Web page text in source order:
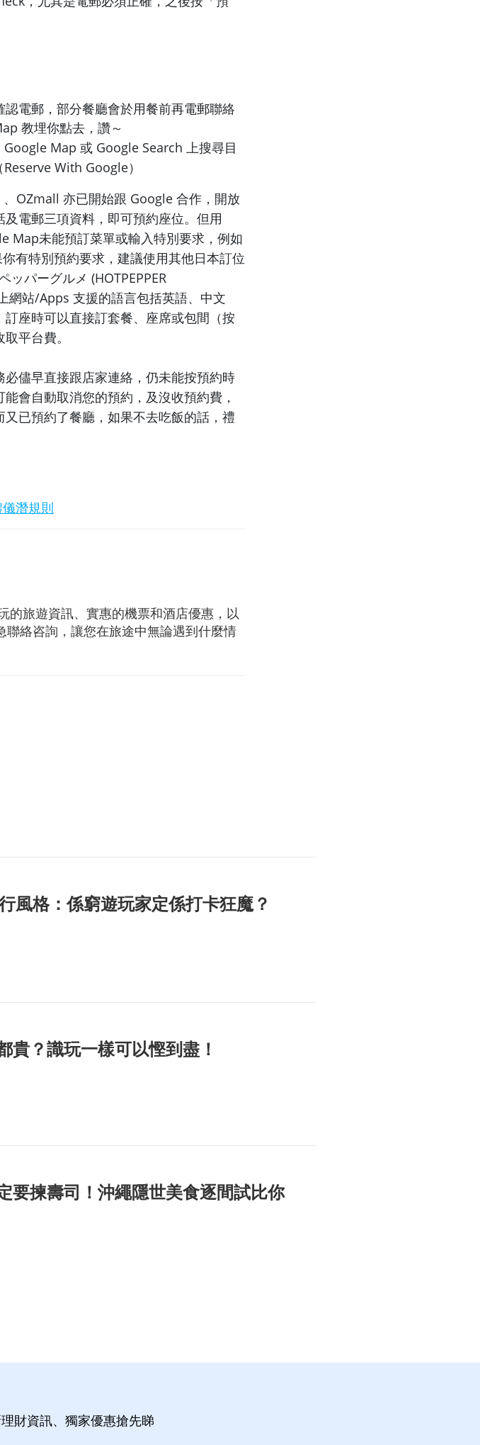
電郵，部分餐廳會於用餐前再電郵聯絡
教埋你點去，讚～
Map 或 Google Search 上搜尋目
With Google）
OZmall 亦已開始跟 Google 合作，開放
電郵三項資料，即可預約座位。但用
Map未能預訂菜單或輸入特別要求，例如
有特別預約要求，建議使用其他日本訂位
パーグルメ (HOTPEPPER
網站/Apps 支援的語言包括英語、中文
訂座時可以直接訂套餐、座席或包間（按
平台費。
儘早直接跟店家連絡，仍未能按預約時
會自動取消您的預約，及沒收預約費，
已預約了餐廳，如果不去吃飯的話，禮
潛規則
的旅遊資訊、實惠的機票和酒店優惠，以
絡咨詢，讓您在旅途中無論遇到什麼情
風格：係窮遊玩家定係打卡狂魔？
貴？識玩一樣可以慳到盡！
要揀壽司！沖繩隱世美食逐間試比你
財資訊、獨家優惠搶先睇